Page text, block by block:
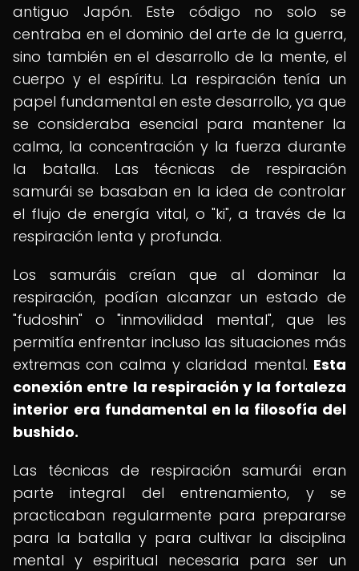
antiguo Japón. Este código no solo se
centraba en el dominio del arte de la guerra,
sino también en el desarrollo de la mente, el
cuerpo y el espíritu. La respiración tenía un
papel fundamental en este desarrollo, ya que
se consideraba esencial para mantener la
calma, la concentración y la fuerza durante
la batalla. Las técnicas de respiración
samurái se basaban en la idea de controlar
el flujo de energía vital, o "ki", a través de la
respiración lenta y profunda.
Los samuráis creían que al dominar la
respiración, podían alcanzar un estado de
"fudoshin" o "inmovilidad mental", que les
permitía enfrentar incluso las situaciones más
extremas con calma y claridad mental. Esta
conexión entre la respiración y la fortaleza
interior era fundamental en la filosofía del
bushido.
Las técnicas de respiración samurái eran
parte integral del entrenamiento, y se
practicaban regularmente para prepararse
para la batalla y para cultivar la disciplina
mental y espiritual necesaria para ser un